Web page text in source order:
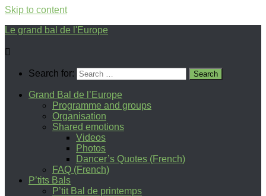
Skip to content
Le grand bal de l'Europe
Search for:
Grand Bal de l’Europe
Programme and groups
Organisation
Shared emotions
Videos
Photos
Dancer’s Quotes (French)
FAQ (French)
P’tits Bals
P’tit Bal de printemps